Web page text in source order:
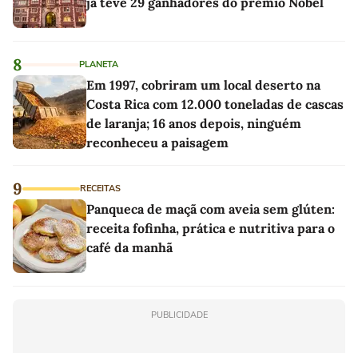
8 PLANETA
Em 1997, cobriram um local deserto na
Costa Rica com 12.000 toneladas de cascas
de laranja; 16 anos depois, ninguém
reconheceu a paisagem
9 RECEITAS
Panqueca de maçã com aveia sem glúten:
receita fofinha, prática e nutritiva para o
café da manhã
PUBLICIDADE